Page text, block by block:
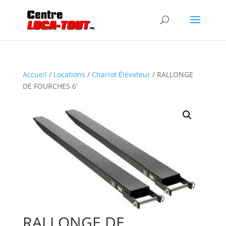
Accueil / Locations / Chariot Élévateur/ RALLONGE
DE FOURCHES 6′